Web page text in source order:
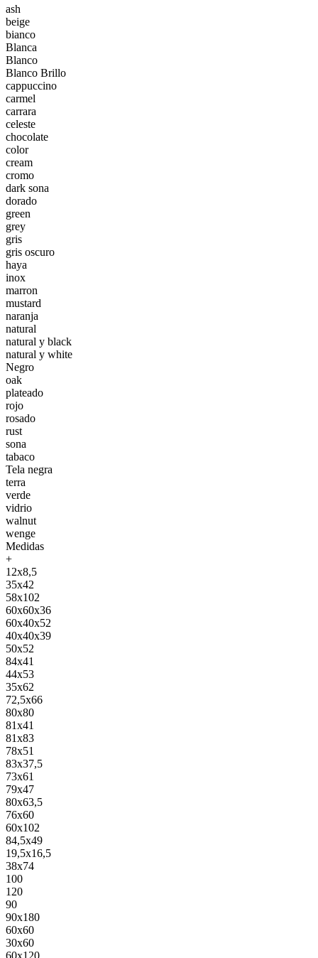
ash
beige
bianco
Blanca
Blanco
Blanco Brillo
cappuccino
carmel
carrara
celeste
chocolate
color
cream
cromo
dark sona
dorado
green
grey
gris
gris oscuro
haya
inox
marron
mustard
naranja
natural
natural y black
natural y white
Negro
oak
plateado
rojo
rosado
rust
sona
tabaco
Tela negra
terra
verde
vidrio
walnut
wenge
Medidas
+
12x8,5
35x42
58x102
60x60x36
60x40x52
40x40x39
50x52
84x41
44x53
35x62
72,5x66
80x80
81x41
81x83
78x51
83x37,5
73x61
79x47
80x63,5
76x60
60x102
84,5x49
19,5x16,5
38x74
100
120
90
90x180
60x60
30x60
60x120